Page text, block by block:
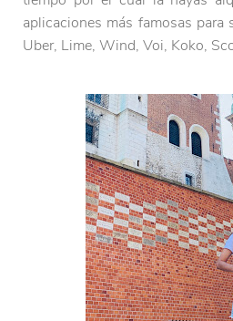
aplicaciones más famosas
Uber, Lime, Wind, Voi, Koko,